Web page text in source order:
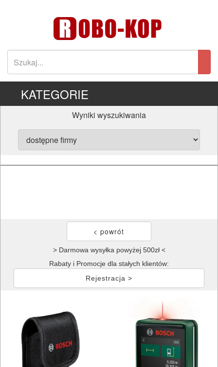
KATEGORIE
Wyniki wyszukiwania
> Darmowa wysyłka powyżej 500zł <
Rabaty i Promocje dla stałych klientów:
Rejestracja >